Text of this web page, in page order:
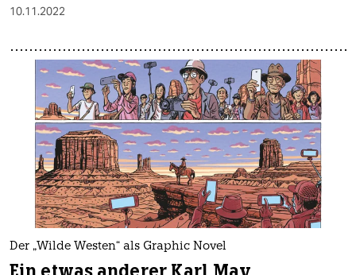
10.11.2022
Der „Wilde Westen“ als Graphic Novel